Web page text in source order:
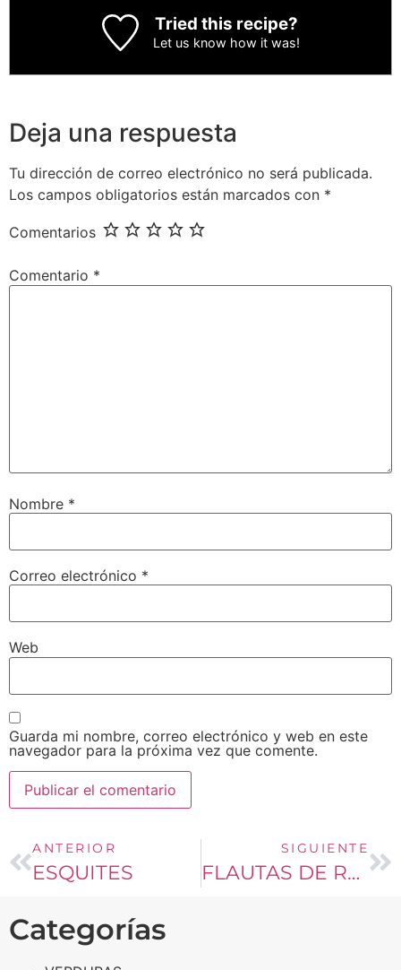
Tried this recipe?
Let us know how it was!
Deja una respuesta
Tu dirección de correo electrónico no será publicada.
Los campos obligatorios están marcados con *
Comentarios
Comentario *
Nombre *
Correo electrónico *
Web
Guarda mi nombre, correo electrónico y web en este
navegador para la próxima vez que comente.
ANTERIOR
ESQUITES
SIGUIENTE
FLAUTAS DE RES
Categorías